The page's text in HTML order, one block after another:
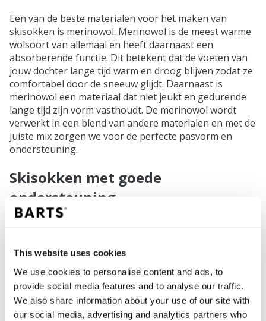
This website uses cookies
We use cookies to personalise content and ads, to
provide social media features and to analyse our traffic.
We also share information about your use of our site with
our social media, advertising and analytics partners who
Een van de beste materialen voor het maken van
skisokken is merinowol. Merinowol is de meest warme
wolsoort van allemaal en heeft daarnaast een
absorberende functie. Dit betekent dat de voeten van
jouw dochter lange tijd warm en droog blijven zodat ze
comfortabel door de sneeuw glijdt. Daarnaast is
merinowol een materiaal dat niet jeukt en gedurende
lange tijd zijn vorm vasthoudt. De merinowol wordt
verwerkt in een blend van andere materialen en met de
juiste mix zorgen we voor de perfecte pasvorm en
ondersteuning.
Skisokken met goede
ondersteuning
Belangrijk voor skisokken is de mate van
vaak intensief voor de skisokken en dit vraagt om
meisjes zijn voorzien van een verstevigde zool,
ondersteuning bij de brug van de voet en bij de enkel.